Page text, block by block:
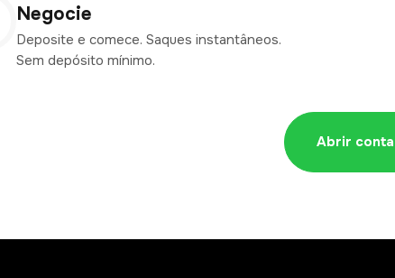
Negocie
Deposite e comece. Saques instantâneos.
Sem depósito mínimo.
Abrir conta